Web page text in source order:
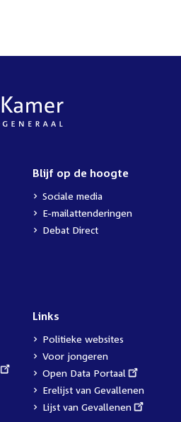
Blijf op de hoogte
Sociale media
E-mailattenderingen
Debat Direct
Links
Politieke websites
Voor jongeren
External
link:
Open Data Portaal
Erelijst van Gevallenen
External
Lijst van Gevallenen